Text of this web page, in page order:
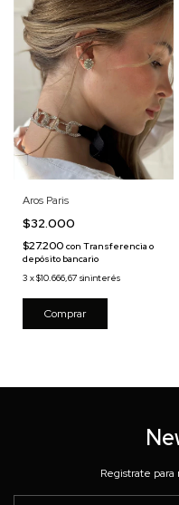
Aros Paris
$32.000
$27.200 con Transferencia o
depósito bancario
3 x$10.666,67 sin interés
Comprar
Registrate para